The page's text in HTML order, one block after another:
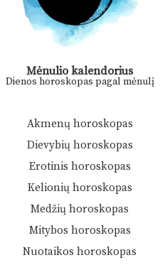
Mėnulio kalendorius
Dienos horoskopas pagal mėnulį
Akmenų horoskopas
Dievybių horoskopas
Erotinis horoskopas
Kelionių horoskopas
Medžių horoskopas
Mitybos horoskopas
Nuotaikos horoskopas